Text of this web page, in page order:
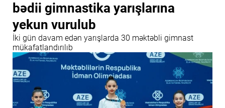
bədii gimnastika yarışlarına
yekun vurulub
İki gün davam edən yarışlarda 30 məktəbli gimnast
mükafatlandırılıb